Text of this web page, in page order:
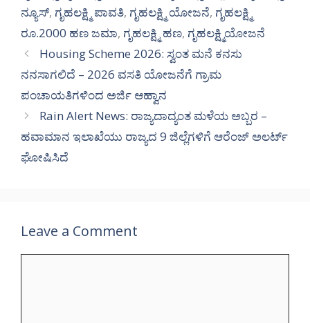
ನ್ಯೂಸ್, ಗೃಹಲಕ್ಷ್ಮಿ ಪಾವತಿ, ಗೃಹಲಕ್ಷ್ಮಿ ಯೋಜನೆ, ಗೃಹಲಕ್ಷ್ಮಿ
ರೂ.2000 ಹಣ ಜಮಾ, ಗೃಹಲಕ್ಷ್ಮಿ ಹಣ, ಗೃಹಲಕ್ಷ್ಮಿಯೋಜನೆ
Housing Scheme 2026: ಸ್ವಂತ ಮನೆ ಕನಸು
ನನಸಾಗಲಿದೆ – 2026 ವಸತಿ ಯೋಜನೆಗೆ ಗ್ರಾಮ
ಪಂಚಾಯತಿಗಳಿಂದ ಅರ್ಜಿ ಆಹ್ವಾನ
Rain Alert News: ರಾಜ್ಯದಾದ್ಯಂತ ಮಳೆಯ ಅಬ್ಬರ –
ಹವಾಮಾನ ಇಲಾಖೆಯು ರಾಜ್ಯದ 9 ಜಿಲ್ಲೆಗಳಿಗೆ ಆರೆಂಜ್ ಅಲರ್ಟ್
ಘೋಷಿಸಿದೆ
Leave a Comment